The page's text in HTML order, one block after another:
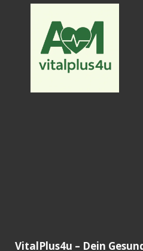
VitalPlus4u – Dein